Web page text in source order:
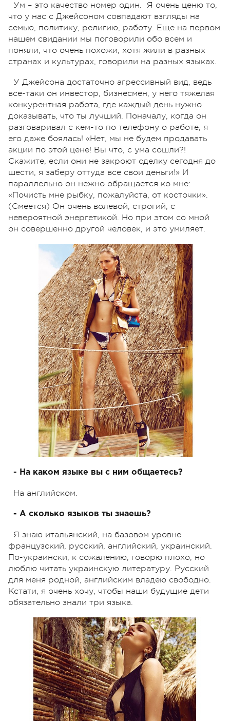
Ум – это качество номер один. Я очень ценю то,
что у нас с Джейсоном совпадают взгляды на
семью, политику, религию, работу. Еще на первом
нашем свидании мы поговорили обо всем и
поняли, что очень похожи, хотя жили в разных
странах и культурах, говорили на разных языках.
У Джейсона достаточно агрессивный вид, ведь
все-таки он инвестор, бизнесмен, у него тяжелая
конкурентная работа, где каждый день нужно
доказывать, что ты лучший. Поначалу, когда он
разговаривал с кем-то по телефону о работе, я
его даже боялась! «Нет, мы не будем продавать
акции по этой цене! Вы что, с ума сошли?!
Скажите, если они не закроют сделку сегодня до
шести, я заберу оттуда все свои деньги!» И
параллельно он нежно обращается ко мне:
«Почисть мне рыбку, пожалуйста, от косточки».
(Смеется) Он очень волевой, строгий, с
невероятной энергетикой. Но при этом со мной
он совершенно другой человек, и это умиляет.
- На каком языке вы с ним общаетесь?
На английском.
- А сколько языков ты знаешь?
Я знаю итальянский, на базовом уровне
французский, русский, английский, украинский.
По-украински, к сожалению, говорю плохо, но
люблю читать украинскую литературу. Русский
для меня родной, английским владею свободно.
Кстати, я очень хочу, чтобы наши будущие дети
обязательно знали три языка.